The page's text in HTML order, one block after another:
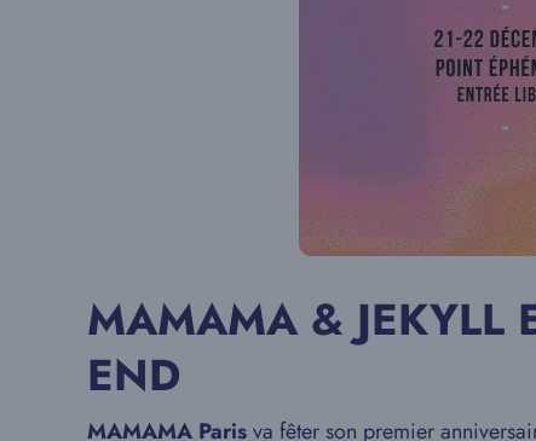
MAMAMA & JEKYLL
END
MAMAMA Parisva fêter son premier